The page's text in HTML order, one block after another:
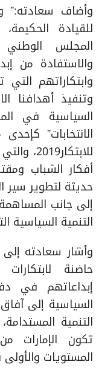
وأضاف سعادته:”
للقيادة
المجلس
والاستفادة من
وابتكاراتهم
وتنفيذ أهدافنا
السياسية في
الانتخابات”
أفكار الشباب
حديثة لتطوير سير
إلى جانب
التنمية السياسية
وأشار سعادته
حاضنة
إبداعاتهم في
السياسية إلى
التنمية
تكون
المستويات